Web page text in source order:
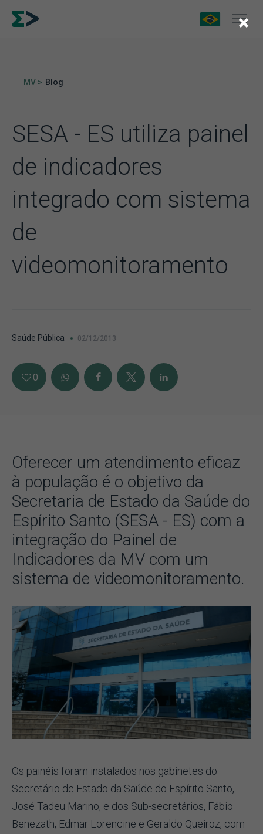
×
MV > Blog
SESA - ES utiliza painel
de indicadores
integrado com sistema
de
videomonitoramento
Saúde Pública 02/12/2013
0
Oferecer um atendimento eficaz
à população é o objetivo da
Secretaria de Estado da Saúde do
Espírito Santo (SESA - ES) com a
integração do Painel de
Indicadores da MV com um
sistema de videomonitoramento.
Os painéis foram instalados nos gabinetes do
Secretário de Estado da Saúde do Espírito Santo,
José Tadeu Marino, e dos Sub-secretários, Fábio
Benezath, Edmar Lorencine e Geraldo Queiroz, com